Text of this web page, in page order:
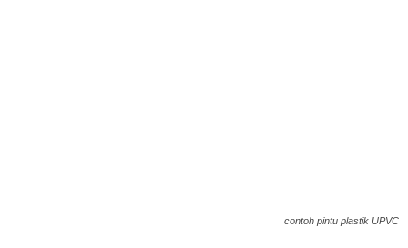
contoh pintu plastik UPVC